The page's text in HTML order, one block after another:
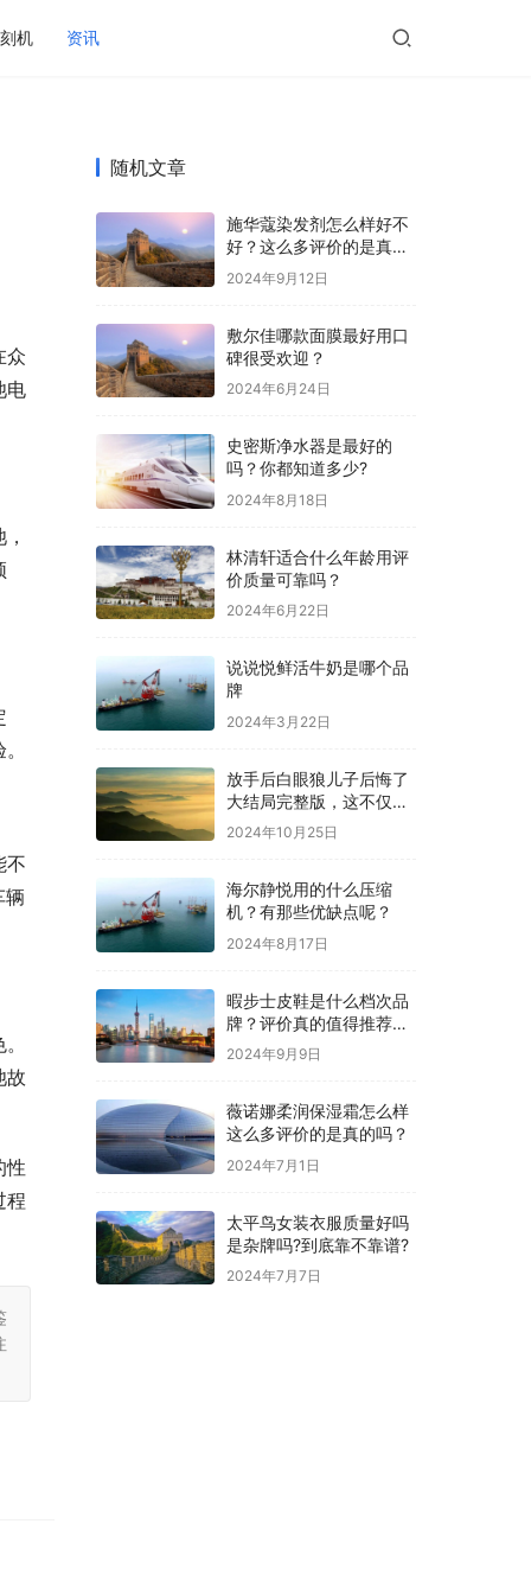
机 资讯
众
电
不
辆
故
性
程
随机文章
施华蔻染发剂怎么样好不
好？这么多评价的是真的
吗？
2024年9月12日
敷尔佳哪款面膜最好用口
碑很受欢迎？
2024年6月24日
史密斯净水器是最好的
吗？你都知道多少?
2024年8月18日
林清轩适合什么年龄用评
价质量可靠吗？
2024年6月22日
说说悦鲜活牛奶是哪个品
牌
2024年3月22日
放手后白眼狼儿子后悔了
大结局完整版，这不仅仅
是一个家庭的故事
2024年10月25日
海尔静悦用的什么压缩
机？有那些优缺点呢？
2024年8月17日
暇步士皮鞋是什么档次品
牌？评价真的值得推荐
吗？
2024年9月9日
薇诺娜柔润保湿霜怎么样
这么多评价的是真的吗？
2024年7月1日
太平鸟女装衣服质量好吗
是杂牌吗?到底靠不靠谱?
2024年7月7日